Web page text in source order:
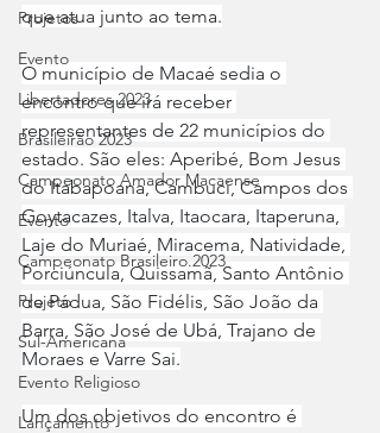
Projetos
Evento
Libertadores 2023
Brasileirão 2023
Campeonato Amador Macaense
Evento
Campeonato Brasileiro.2023
Projeto
Sul-Americana
Evento Religioso
Lançamento
que atua junto ao tema.
O município de Macaé sedia o
encontro que irá receber
representantes de 22 municípios do
estado. São eles: Aperibé, Bom Jesus
do Itabapoana, Cambuci, Campos dos
Goytacazes, Italva, Itaocara, Itaperuna,
Laje do Muriaé, Miracema, Natividade,
Porciúncula, Quissamã, Santo Antônio
de Pádua, São Fidélis, São João da
Barra, São José de Ubá, Trajano de
Moraes e Varre Sai.
Um dos objetivos do encontro é